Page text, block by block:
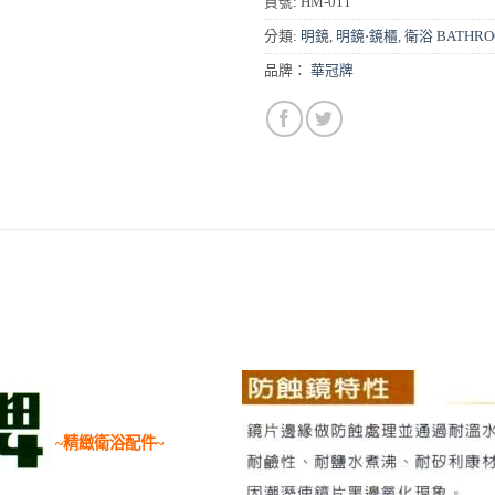
分類: 明鏡 明鏡⋅鏡櫃 衛浴
品牌： 華冠牌
~精緻衛浴配件~